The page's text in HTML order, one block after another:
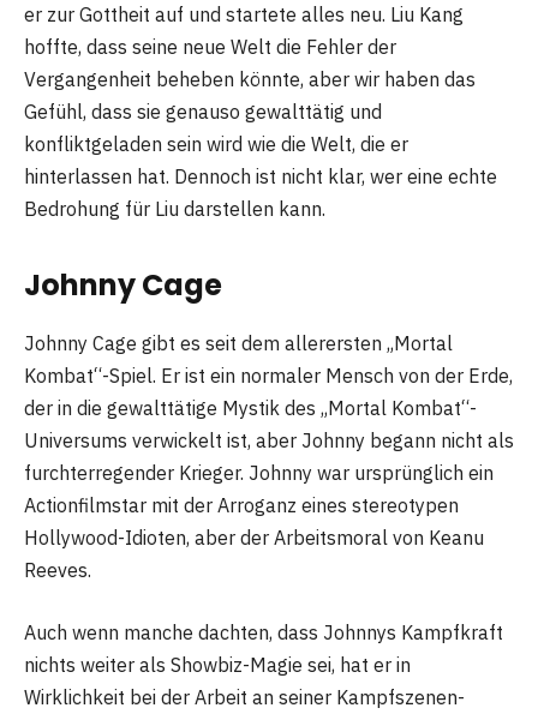
er zur Gottheit auf und startete alles neu. Liu Kang
hoffte, dass seine neue Welt die Fehler der
Vergangenheit beheben könnte, aber wir haben das
Gefühl, dass sie genauso gewalttätig und
konfliktgeladen sein wird wie die Welt, die er
hinterlassen hat. Dennoch ist nicht klar, wer eine echte
Bedrohung für Liu darstellen kann.
Johnny Cage
Johnny Cage gibt es seit dem allerersten „Mortal
Kombat“-Spiel. Er ist ein normaler Mensch von der Erde,
der in die gewalttätige Mystik des „Mortal Kombat“-
Universums verwickelt ist, aber Johnny begann nicht als
furchterregender Krieger. Johnny war ursprünglich ein
Actionfilmstar mit der Arroganz eines stereotypen
Hollywood-Idioten, aber der Arbeitsmoral von Keanu
Reeves.
Auch wenn manche dachten, dass Johnnys Kampfkraft
nichts weiter als Showbiz-Magie sei, hat er in
Wirklichkeit bei der Arbeit an seiner Kampfszenen-